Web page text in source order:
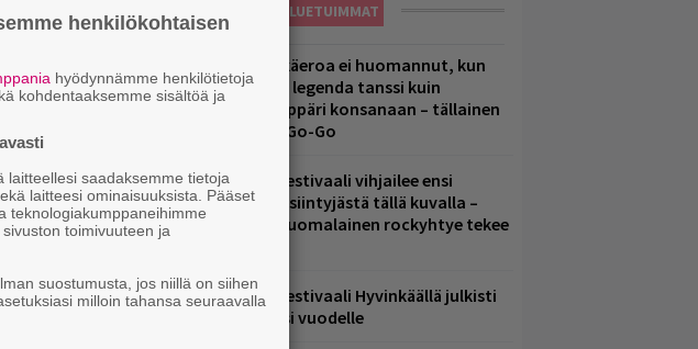
LUETUIMMAT
41 vuoden ikäeroa ei huomannut, kun
suomirockin legenda tanssi kuin
elohopea-räppäri konsanaan – tällainen
oli Jytäkesä Go-Go
Helsinkiläisfestivaali vihjailee ensi
vuoden pääesiintyjästä tällä kuvalla –
rakastettu suomalainen rockyhtye tekee
Äärimetallifestivaali Hyvinkäällä julkisti
esiintyjiä ensi vuodelle
henkilökohtaisen
hyödynnämme henkilötietoja
kohdentaaksemme sisältöä ja
laitteellesi saadaksemme tietoja
laitteesi ominaisuuksista. Pääset
teknologiakumppaneihimme
toimivuuteen ja
suostumusta, jos niillä on siihen
milloin tahansa seuraavalla